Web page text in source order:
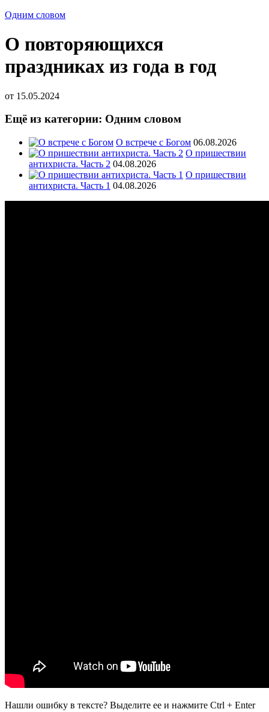
Одним словом
О повторяющихся
праздниках из года в год
от 15.05.2024
Ещё из категории: Одним словом
О встрече с Богом 06.08.2026
О пришествии
антихриста. Часть 2 04.08.2026
О пришествии
антихриста. Часть 1 04.08.2026
Нашли ошибку в тексте? Выделите ее и нажмите Ctrl + Enter